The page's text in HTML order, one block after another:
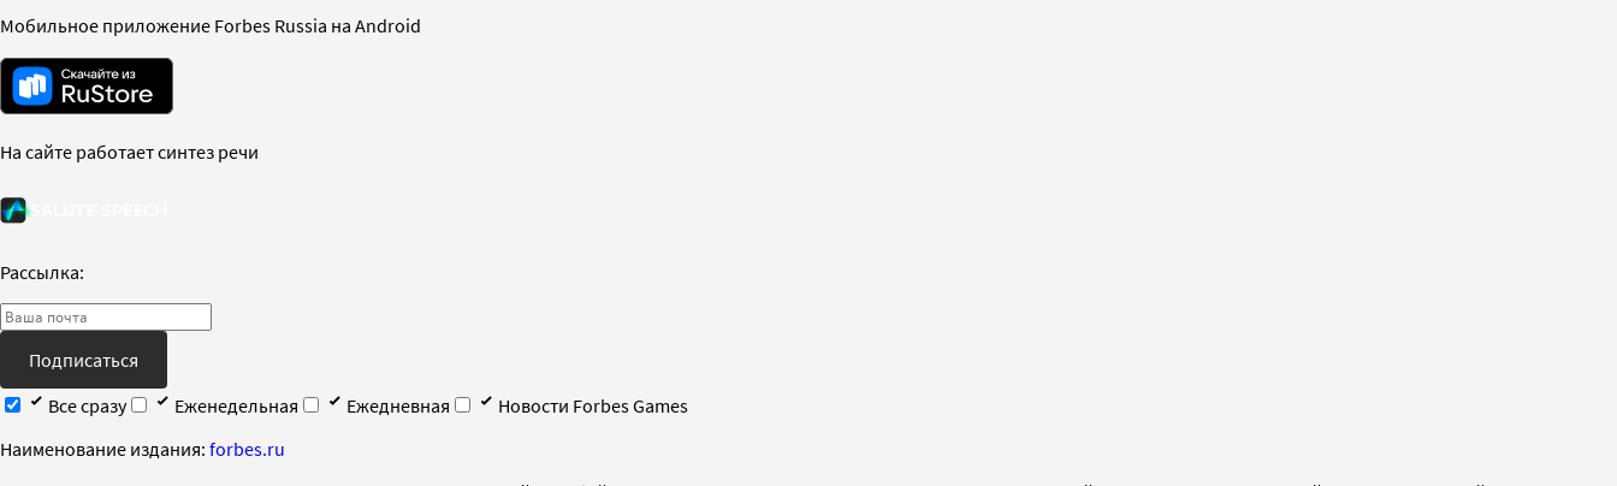
Мобильное приложение Forbes Russia на Android
На сайте работает синтез речи
Рассылка:
Подписаться
Все сразу
Еженедельная Ежедневная
Новости Forbes Games
Наименование издания: forbes.ru